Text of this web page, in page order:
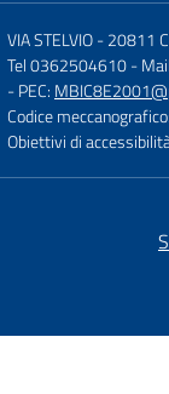
VIA STELVIO-20811
Tel 0362504610-
- PEC:
Codice
Obiettivi di